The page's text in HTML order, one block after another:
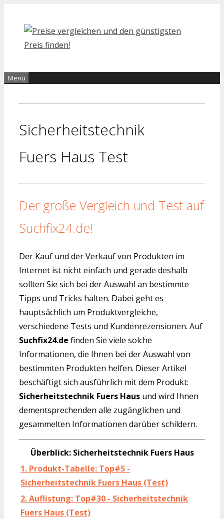
Inhalt
springen
Menü
Sicherheitstechnik
Fuers Haus Test
Der große Vergleich und Test auf
Suchfix24.de!
Der Kauf und der Verkauf von Produkten im
Internet ist nicht einfach und gerade deshalb
sollten Sie sich bei der Auswahl an bestimmte
Tipps und Tricks halten. Dabei geht es
hauptsächlich um Produktvergleiche,
verschiedene Tests und Kundenrezensionen. Auf
Suchfix24.de finden Sie viele solche
Informationen, die Ihnen bei der Auswahl von
bestimmten Produkten helfen. Dieser Artikel
beschäftigt sich ausführlich mit dem Produkt:
Sicherheitstechnik Fuers Haus und wird Ihnen
dementsprechenden alle zugänglichen und
gesammelten Informationen darüber schildern.
Überblick: Sicherheitstechnik Fuers Haus
1. Produkt-Tabelle: Top#5 -
Sicherheitstechnik Fuers Haus (Test)
2. Auflistung: Top#30 - Sicherheitstechnik
Fuers Haus (Test)